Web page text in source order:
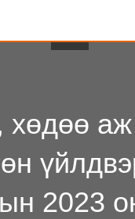
хөдөө
2023